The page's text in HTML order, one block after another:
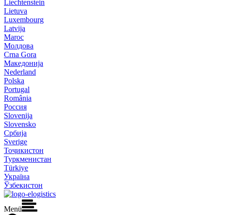
Liechtenstein
Lietuva
Luxembourg
Latvija
Maroc
Молдова
Crna Gora
Македонија
Nederland
Polska
Portugal
România
Россия
Slovenija
Slovensko
Србија
Sverige
Тоҷикистон
Туркменистан
Türkiye
Україна
Ўзбекистон
Menü